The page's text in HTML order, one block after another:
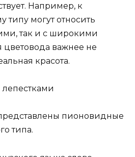
Например, к
типу могут относить
так и с широкими
цветовода важнее не
красота.
пионовидные
типа.